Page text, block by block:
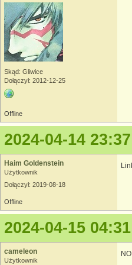
Skąd: Gliwice
Dołączył: 2012-12-25
Offline
2024-04-14
Haim Goldenstein
Użytkownik
Dołączył: 2019-08-18
Offline
2024-04-15
cameleon
Użytkownik